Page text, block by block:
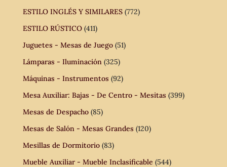
ESTILO INGLÉS Y SIMILARES (772)
ESTILO RÚSTICO (411)
Juguetes - Mesas de Juego (51)
Lámparas - Iluminación (325)
Máquinas - Instrumentos (92)
Mesa Auxiliar: Bajas - De Centro - Mesitas (399)
Mesas de Despacho (85)
Mesas de Salón - Mesas Grandes (120)
Mesillas de Dormitorio (83)
Mueble Auxiliar - Mueble Inclasificable (544)